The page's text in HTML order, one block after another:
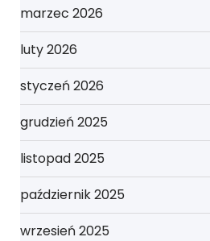
marzec 2026
luty 2026
styczeń 2026
grudzień 2025
listopad 2025
październik 2025
wrzesień 2025